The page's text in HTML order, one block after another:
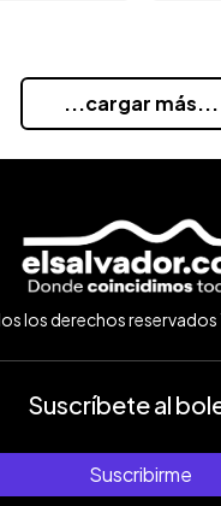
...cargar más...
los derechos
Suscríbete al
Suscribirme